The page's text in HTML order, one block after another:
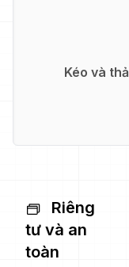
Kéo và thả
Riêng
tư và an
toàn